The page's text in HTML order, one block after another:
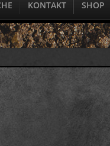
KONTAKT SHOP